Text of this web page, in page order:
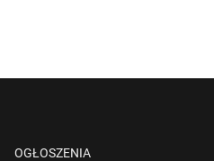
OGŁOSZENIA